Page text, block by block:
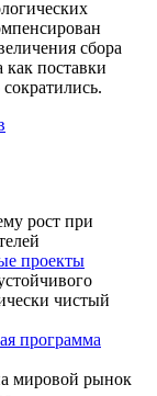
сбора
как поставки
рост при
проекты
чистый
программа
мировой рынок